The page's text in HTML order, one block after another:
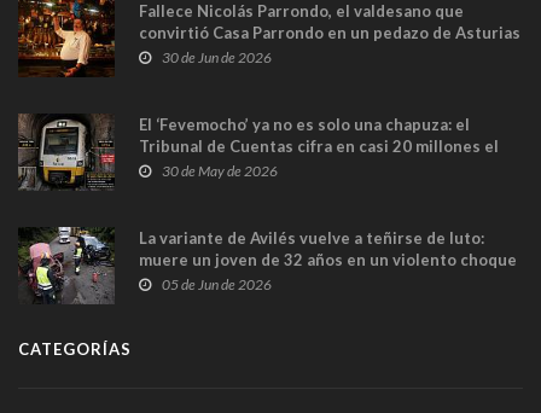
Fallece Nicolás Parrondo, el valdesano que
convirtió Casa Parrondo en un pedazo de Asturias
en Madrid
30 de Jun de 2026
El ‘Fevemocho’ ya no es solo una chapuza: el
Tribunal de Cuentas cifra en casi 20 millones el
sobrecoste de los trenes que no cabían por los
30 de May de 2026
La variante de Avilés vuelve a teñirse de luto:
muere un joven de 32 años en un violento choque
frontal
05 de Jun de 2026
CATEGORÍAS